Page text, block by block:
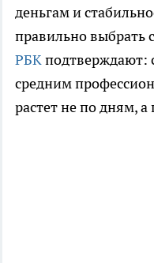
деньгам и
правильно выбрать
РБКподтверждают:
средним
растет не по дням, а